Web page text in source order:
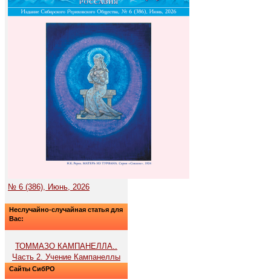
№ 6 (386), Июнь, 2026
Неслучайно-случайная статья для
Вас:
ТОММАЗО КАМПАНЕЛЛА..
Часть 2. Учение Кампанеллы
Сайты СибРО